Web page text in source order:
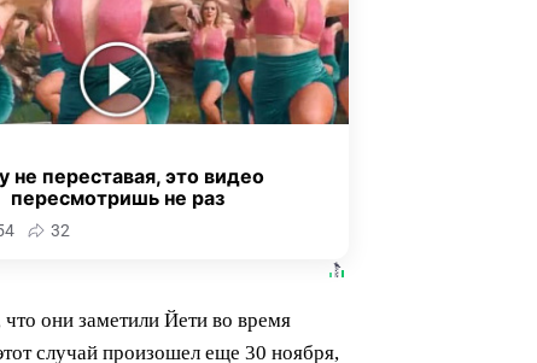
не переставая, это видео
пересмотришь не раз
32
они заметили Йети во время
случай произошел еще 30 ноября,